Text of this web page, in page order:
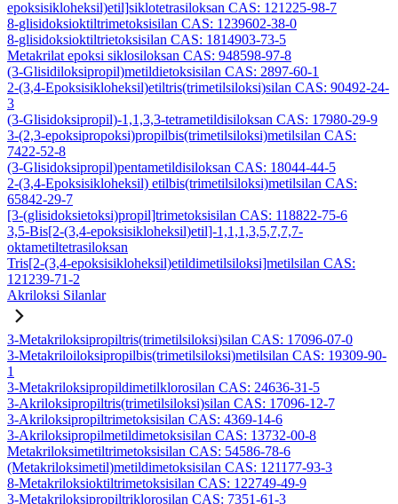
epoksisikloheksil)etil]siklotetrasiloksan CAS: 121225-98-7
8-glisidoksioktiltrimetoksisilan CAS: 1239602-38-0
8-glisidoksioktiltrietoksisilan CAS: 1814903-73-5
Metakrilat epoksi siklosiloksan CAS: 948598-97-8
(3-Glisidiloksipropil)metildietoksisilan CAS: 2897-60-1
2-(3,4-Epoksisikloheksil)etiltris(trimetilsiloksi)silan CAS: 90492-24-
3
(3-Glisidoksipropil)-1,1,3,3-tetrametildisiloksan CAS: 17980-29-9
3-(2,3-epoksipropoksi)propilbis(trimetilsiloksi)metilsilan CAS:
7422-52-8
(3-Glisidoksipropil)pentametildisiloksan CAS: 18044-44-5
2-(3,4-Epoksisikloheksil) etilbis(trimetilsiloksi)metilsilan CAS:
65842-29-7
[3-(glisidoksietoksi)propil]trimetoksisilan CAS: 118822-75-6
3,5-Bis[2-(3,4-epoksisikloheksil)etil]-1,1,1,3,5,7,7,7-
oktametiltetrasiloksan
Tris[2-(3,4-epoksisikloheksil)etildimetilsiloksi]metilsilan CAS:
121239-71-2
Akriloksi Silanlar
3-Metakriloksipropiltris(trimetilsiloksi)silan CAS: 17096-07-0
3-Metakriloiloksipropilbis(trimetilsiloksi)metilsilan CAS: 19309-90-
1
3-Metakriloksipropildimetilklorosilan CAS: 24636-31-5
3-Akriloksipropiltris(trimetilsiloksi)silan CAS: 17096-12-7
3-Akriloksipropiltrimetoksisilan CAS: 4369-14-6
3-Akriloksipropilmetildimetoksisilan CAS: 13732-00-8
Metakriloksimetiltrimetoksisilan CAS: 54586-78-6
(Metakriloksimetil)metildimetoksisilan CAS: 121177-93-3
8-Metakriloksioktiltrimetoksisilan CAS: 122749-49-9
3-Metakriloksipropiltriklorosilan CAS: 7351-61-3